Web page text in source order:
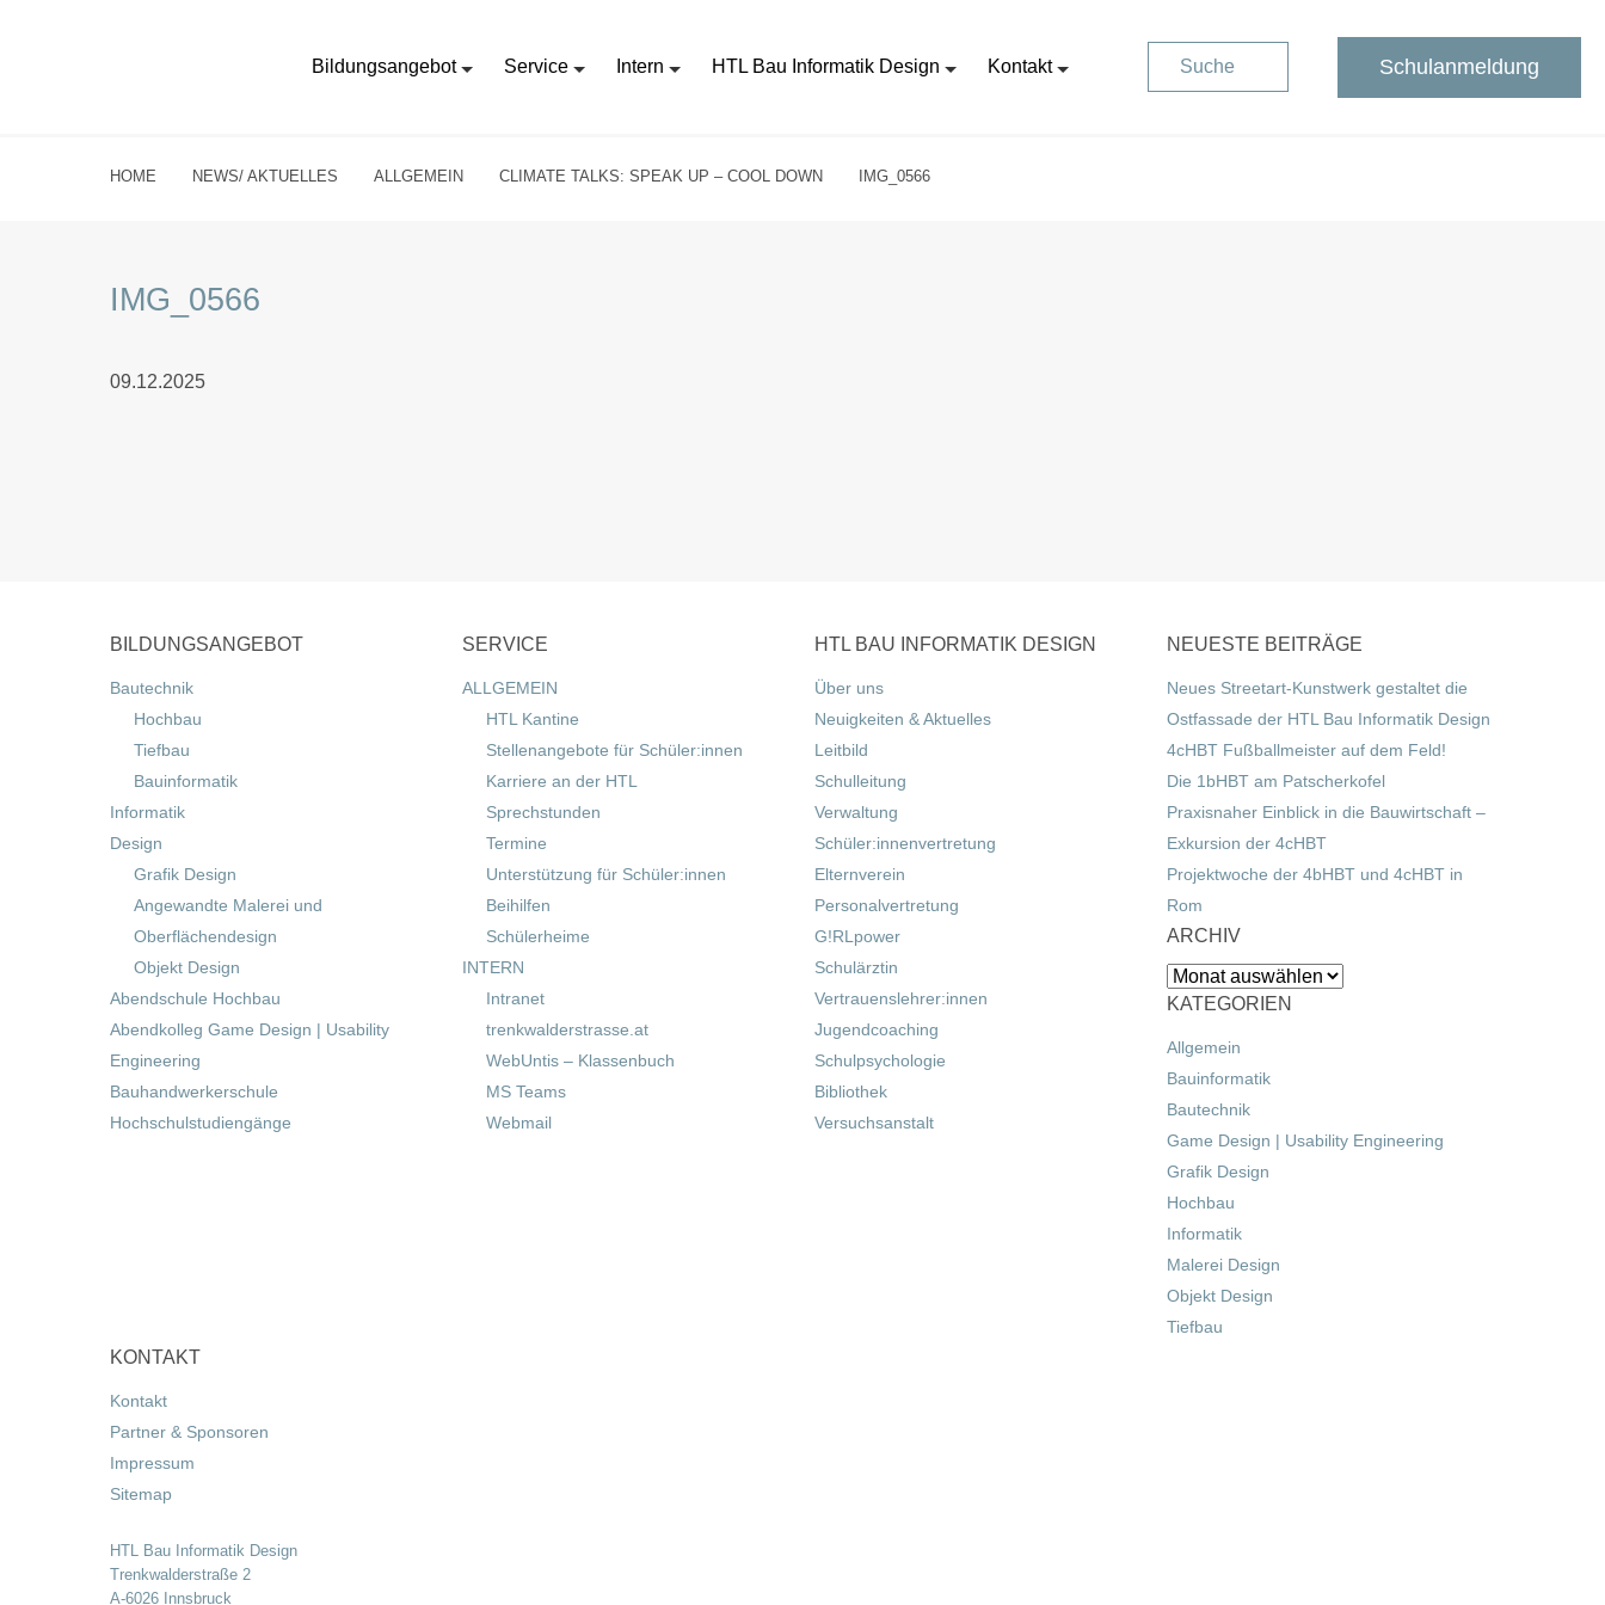
Bildungsangebot Service Intern HTL Bau Informatik Design Kontakt Suche Schulanmeldung
HOME NEWS/ AKTUELLES ALLGEMEIN CLIMATE TALKS: SPEAK UP – COOL DOWN IMG_0566
IMG_0566
09.12.2025
BILDUNGSANGEBOT
Bautechnik
Hochbau
Tiefbau
Bauinformatik
Informatik
Design
Grafik Design
Angewandte Malerei und
Oberflächendesign
Objekt Design
Abendschule Hochbau
Abendkolleg Game Design | Usability
Engineering
Bauhandwerkerschule
Hochschulstudiengänge
SERVICE
ALLGEMEIN
HTL Kantine
Stellenangebote für Schüler:innen
Karriere an der HTL
Sprechstunden
Termine
Unterstützung für Schüler:innen
Beihilfen
Schülerheime
INTERN
Intranet
trenkwalderstrasse.at
WebUntis – Klassenbuch
MS Teams
Webmail
HTL BAU INFORMATIK DESIGN
Über uns
Neuigkeiten & Aktuelles
Leitbild
Schulleitung
Verwaltung
Schüler:innenvertretung
Elternverein
Personalvertretung
G!RLpower
Schulärztin
Vertrauenslehrer:innen
Jugendcoaching
Schulpsychologie
Bibliothek
Versuchsanstalt
NEUESTE BEITRÄGE
Neues Streetart-Kunstwerk gestaltet die
Ostfassade der HTL Bau Informatik Design
4cHBT Fußballmeister auf dem Feld!
Die 1bHBT am Patscherkofel
Praxisnaher Einblick in die Bauwirtschaft –
Exkursion der 4cHBT
Projektwoche der 4bHBT und 4cHBT in
Rom
ARCHIV
Archiv
KATEGORIEN
Allgemein
Bauinformatik
Bautechnik
Game Design | Usability Engineering
Grafik Design
Hochbau
Informatik
Malerei Design
Objekt Design
Tiefbau
KONTAKT
Kontakt
Partner & Sponsoren
Impressum
Sitemap
HTL Bau Informatik Design
Trenkwalderstraße 2
A-6026 Innsbruck